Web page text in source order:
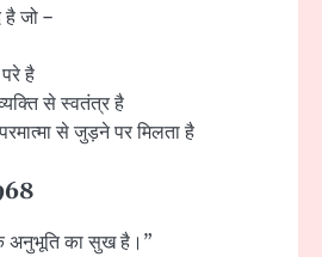
जो –
है
से स्वतंत्र है
से जुड़ने पर मिलता है
अनुभूति का सुख है।”